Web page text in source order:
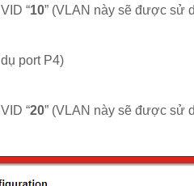
“10” (VLAN này sẽ được sử
port P4)
“20” (VLAN này sẽ được sử